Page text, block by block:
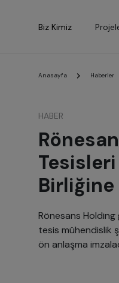
Biz Kimiz
Anasayfa Haberler
HABER
Birliğine
Rönesans
tesis mühendislik
ön anlaşma